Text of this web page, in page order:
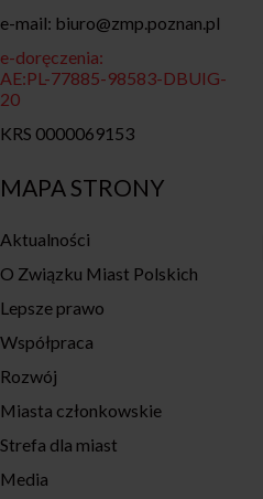
MAPA STRONY
Aktualności
O Związku Miast Polskich
Lepsze prawo
Współpraca
Rozwój
Miasta członkowskie
Strefa dla miast
Media
e-mail: biuro@zmp.poznan.pl
e-doręczenia:
AE:PL-77885-98583-DBUIG-
20
KRS 0000069153